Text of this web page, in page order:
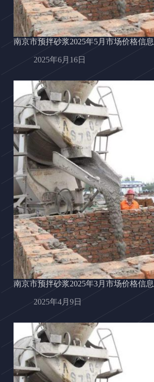
南京市预拌砂浆2025年5月市场价格信息
2025年6月16日
南京市预拌砂浆2025年3月市场价格信息
2025年4月9日